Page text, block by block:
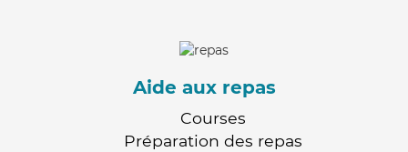
Aide aux repas
Courses
Préparation des repas